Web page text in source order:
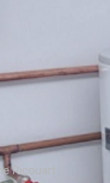
Ricouart